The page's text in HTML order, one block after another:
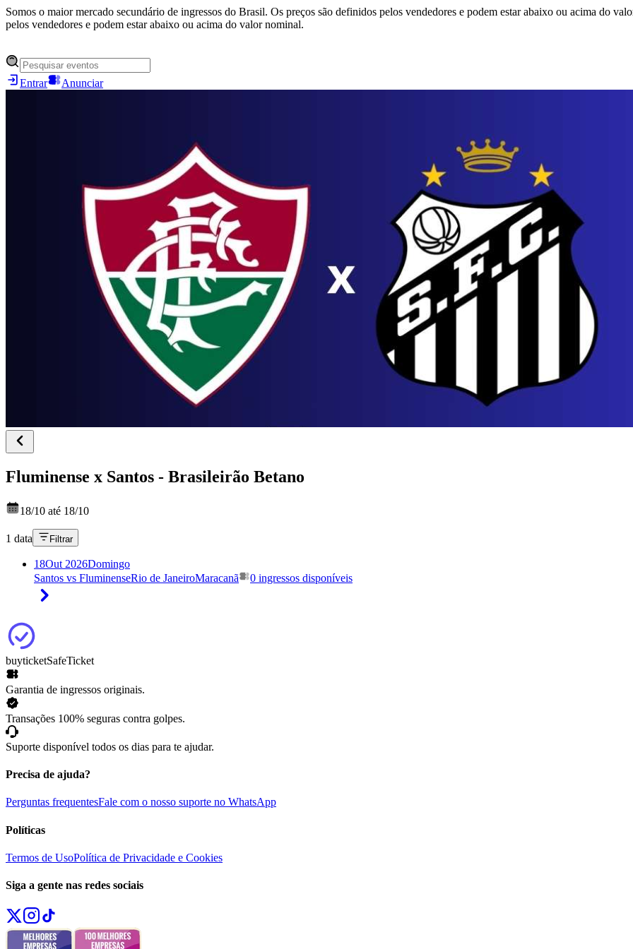
Somos o maior mercado secundário de ingressos do Brasil. Os preços são definidos pelos vendedores e podem estar abaixo ou acima do
pelos vendedores e podem estar abaixo ou acima do valor nominal.
Entrar Anunciar
Fluminense x Santos - Brasileirão Betano
18/10 até 18/10
1 data Filtrar
18Out 2026Domingo
Santos vs FluminenseRio de JaneiroMaracanã 0 ingressos disponíveis
buyticketSafeTicket
Garantia de ingressos originais.
Transações 100% seguras contra golpes.
Suporte disponível todos os dias para te ajudar.
Precisa de ajuda?
Perguntas frequentesFale com o nosso suporte no WhatsApp
Políticas
Termos de UsoPolítica de Privacidade e Cookies
Siga a gente nas redes sociais